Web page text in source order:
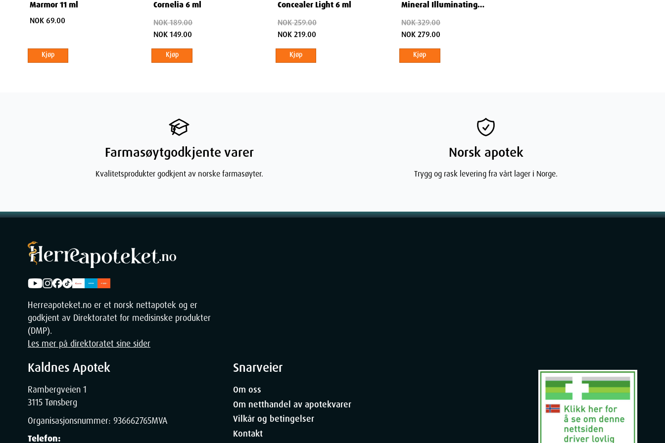
Marmor 11 ml
NOK 69.00
Kjøp
Cornelia 6 ml
NOK 189.00
NOK 149.00
Kjøp
Concealer Light 6 ml
NOK 259.00
NOK 219.00
Kjøp
Mineral Illuminating
NOK 329.00
NOK 279.00
Kjøp
Farmasøytgodkjente varer
Kvalitetsprodukter godkjent av norske farmasøyter.
Norsk apotek
Trygg og rask levering fra vårt lager i Norge.
Herreapoteket.no er et norsk nettapotek og er
godkjent av Direktoratet for medisinske produkter
(DMP).
Les mer på direktoratet sine sider
Kaldnes Apotek
Rambergveien 1
3115 Tønsberg
Organisasjonsnummer: 936662765MVA
Telefon:
Snarveier
Om oss
Om netthandel av apotekvarer
Vilkår og betingelser
Kontakt